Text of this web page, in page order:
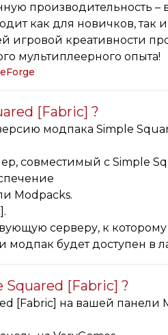
производительность –
как для новичков, так
игровой креативности
мультиплеерного опыта!
[Fabric] ?
модпака Simple
совместимый с Simple
Modpacks.
серверу, к
модпак будет доступен в
Squared [Fabric] ?
[Fabric] на вашей панели